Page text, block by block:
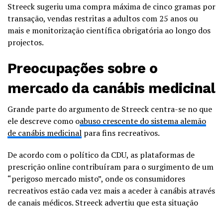
Streeck sugeriu uma compra máxima de cinco gramas por
transação, vendas restritas a adultos com 25 anos ou
mais e monitorização científica obrigatória ao longo dos
projectos.
Preocupações sobre o
mercado da canábis medicinal
Grande parte do argumento de Streeck centra-se no que
ele descreve como oabuso crescente do sistema alemão
de canábis medicinal para fins recreativos.
De acordo com o político da CDU, as plataformas de
prescrição online contribuíram para o surgimento de um
“perigoso mercado misto”, onde os consumidores
recreativos estão cada vez mais a aceder à canábis através
de canais médicos. Streeck advertiu que esta situação